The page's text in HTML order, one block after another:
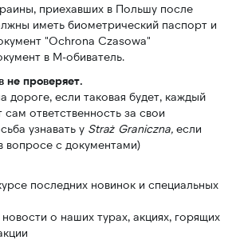
приехавших в Польшу после
иметь биометрический паспорт и
"Ochrona Czasowa"
в M-обиватель.
проверяет.
дороге, если таковая будет, каждый
ответственность за свои
узнавать у Straż Graniczna, если
вопросе с документами)
последних новинок и специальных
о наших турах, акциях, горящих
Офис:
ul.Piłsudskiego 74